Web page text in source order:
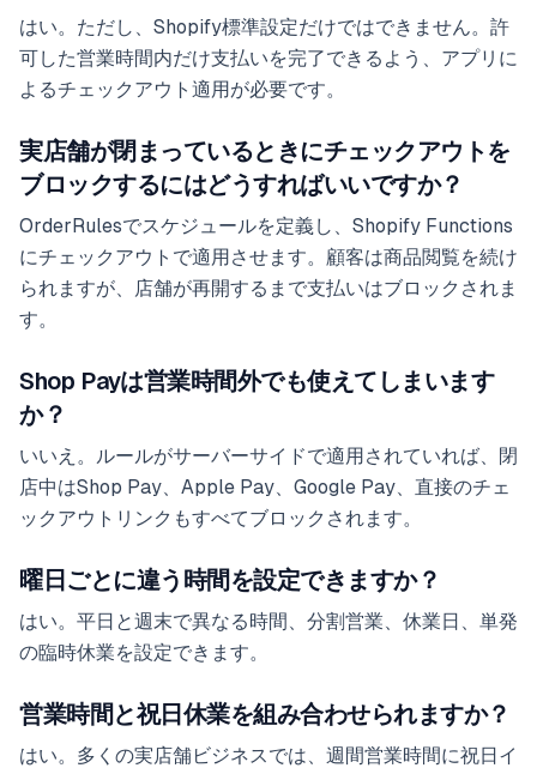
はい。ただし、Shopify標準設定だけではできません。許
可した営業時間内だけ支払いを完了できるよう、アプリに
よるチェックアウト適用が必要です。
実店舗が閉まっているときにチェックアウトを
ブロックするにはどうすればいいですか？
OrderRulesでスケジュールを定義し、Shopify Functions
にチェックアウトで適用させます。顧客は商品閲覧を続け
られますが、店舗が再開するまで支払いはブロックされま
す。
Shop Payは営業時間外でも使えてしまいます
か？
いいえ。ルールがサーバーサイドで適用されていれば、閉
店中はShop Pay、Apple Pay、Google Pay、直接のチェ
ックアウトリンクもすべてブロックされます。
曜日ごとに違う時間を設定できますか？
はい。平日と週末で異なる時間、分割営業、休業日、単発
の臨時休業を設定できます。
営業時間と祝日休業を組み合わせられますか？
はい。多くの実店舗ビジネスでは、週間営業時間に祝日イ